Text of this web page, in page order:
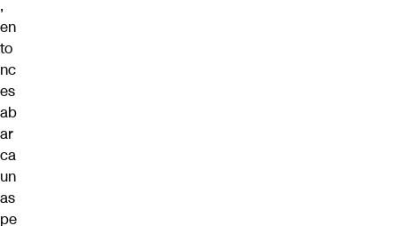
,
en
to
nc
es
ab
ar
ca
un
as
pe